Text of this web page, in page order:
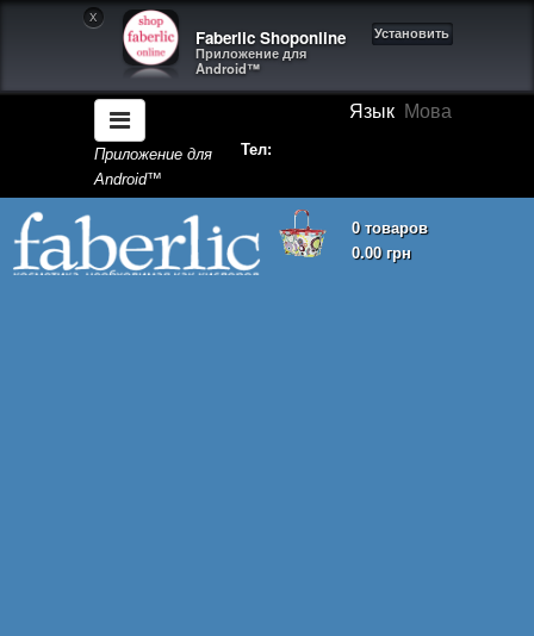
X
Faberlic Shoponline
Приложение для
Android™
Установить
Язык Мова
Приложение для
Android™
Тел:
0 товаров
0.00 грн
Корзина покупок пуста!